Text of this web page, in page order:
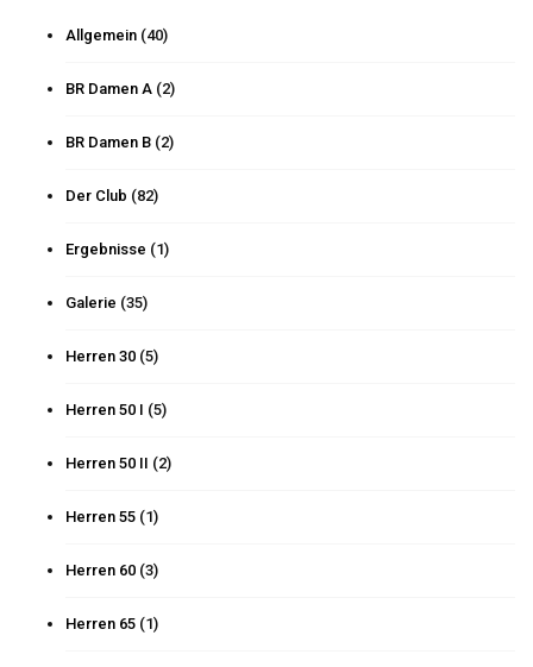
Allgemein (40)
BR Damen A (2)
BR Damen B (2)
Der Club (82)
Ergebnisse (1)
Galerie (35)
Herren 30 (5)
Herren 50 I (5)
Herren 50 II (2)
Herren 55 (1)
Herren 60 (3)
Herren 65 (1)